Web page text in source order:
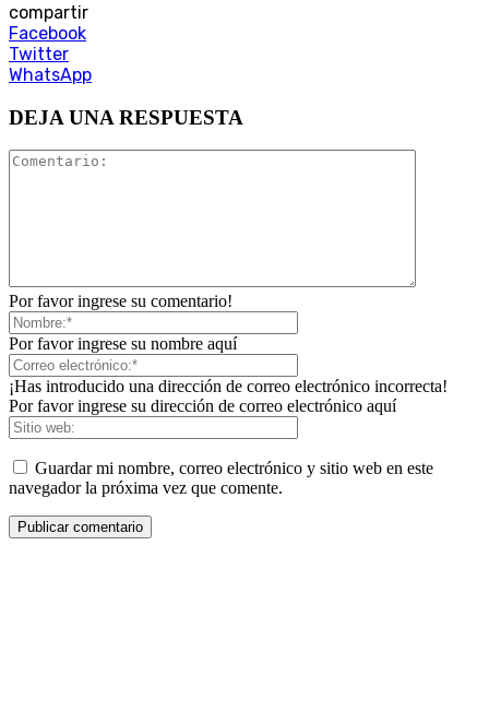
compartir
Facebook
Twitter
WhatsApp
DEJA UNA RESPUESTA
Por favor ingrese su comentario!
Por favor ingrese su nombre aquí
¡Has introducido una dirección de correo electrónico incorrecta!
Por favor ingrese su dirección de correo electrónico aquí
Guardar mi nombre, correo electrónico y sitio web en este
navegador la próxima vez que comente.